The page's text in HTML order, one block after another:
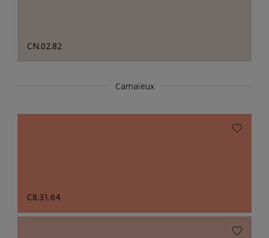
CN.02.82
Camaïeux
C8.31.64